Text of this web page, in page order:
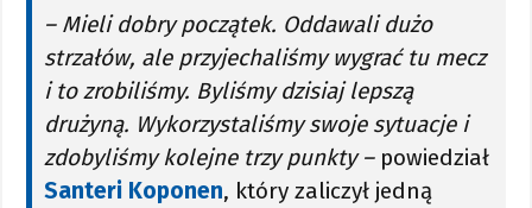
– Mieli dobry początek. Oddawali dużo
strzałów, ale przyjechaliśmy wygrać tu mecz
i to zrobiliśmy. Byliśmy dzisiaj lepszą
drużyną. Wykorzystaliśmy swoje sytuacje i
zdobyliśmy kolejne trzy punkty –powiedział
Santeri Koponen, który zaliczył jedną